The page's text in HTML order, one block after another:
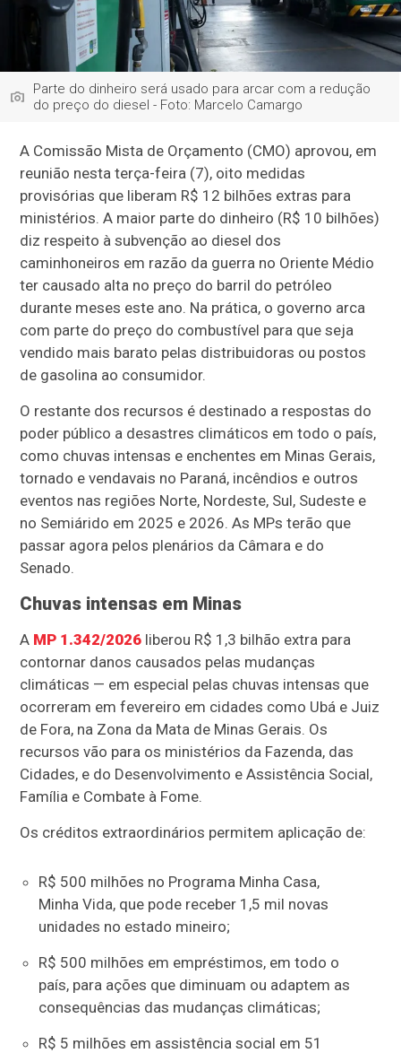
Parte do dinheiro será usado para arcar com a redução
do preço do diesel - Foto: Marcelo Camargo
A Comissão Mista de Orçamento (CMO) aprovou, em
reunião nesta terça-feira (7), oito medidas
provisórias que liberam R$ 12 bilhões extras para
ministérios. A maior parte do dinheiro (R$ 10 bilhões)
diz respeito à subvenção ao diesel dos
caminhoneiros em razão da guerra no Oriente Médio
ter causado alta no preço do barril do petróleo
durante meses este ano. Na prática, o governo arca
com parte do preço do combustível para que seja
vendido mais barato pelas distribuidoras ou postos
de gasolina ao consumidor.
O restante dos recursos é destinado a respostas do
poder público a desastres climáticos em todo o país,
como chuvas intensas e enchentes em Minas Gerais,
tornado e vendavais no Paraná, incêndios e outros
eventos nas regiões Norte, Nordeste, Sul, Sudeste e
no Semiárido em 2025 e 2026. As MPs terão que
passar agora pelos plenários da Câmara e do
Senado.
Chuvas intensas em Minas
A MP 1.342/2026 liberou R$ 1,3 bilhão extra para
contornar danos causados pelas mudanças
climáticas — em especial pelas chuvas intensas que
ocorreram em fevereiro em cidades como Ubá e Juiz
de Fora, na Zona da Mata de Minas Gerais. Os
recursos vão para os ministérios da Fazenda, das
Cidades, e do Desenvolvimento e Assistência Social,
Família e Combate à Fome.
Os créditos extraordinários permitem aplicação de:
R$ 500 milhões no Programa Minha Casa,
Minha Vida, que pode receber 1,5 mil novas
unidades no estado mineiro;
R$ 500 milhões em empréstimos, em todo o
país, para ações que diminuam ou adaptem as
consequências das mudanças climáticas;
R$ 5 milhões em assistência social em 51